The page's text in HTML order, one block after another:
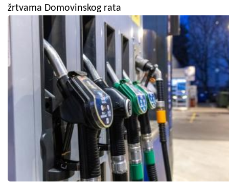
žrtvama Domovinskog rata